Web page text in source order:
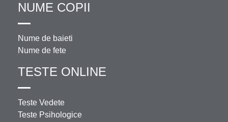
NUME COPII
Nume de baieti
Nume de fete
TESTE ONLINE
Teste Vedete
Teste Psihologice